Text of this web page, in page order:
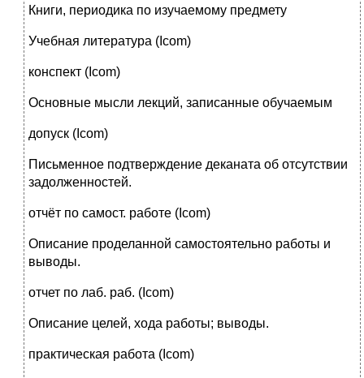
Книги, периодика по изучаемому предмету
Учебная литература (Icom)
конспект (Icom)
Основные мысли лекций, записанные обучаемым
допуск (Icom)
Письменное подтверждение деканата об отсутствии
задолженностей.
отчёт по самост. работе (Icom)
Описание проделанной самостоятельно работы и
выводы.
отчет по лаб. раб. (Icom)
Описание целей, хода работы; выводы.
практическая работа (Icom)